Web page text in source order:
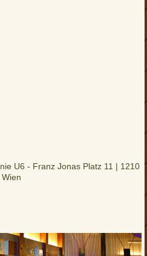
U6 - Franz Jonas Platz 11 | 1210
Wien